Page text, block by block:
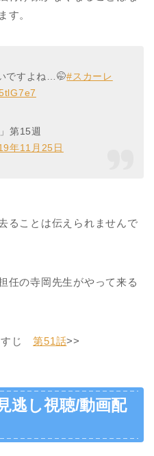
す。
ですよね…🤭#スカーレ
第15週
年11月25日
ることは伝えられませんで
任の寺岡先生がやって来る
すじ第51話>>
逃し視聴/動画配